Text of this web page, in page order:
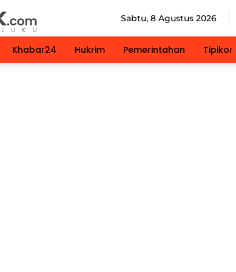
Sabtu, 8 Agustus 2026
Khabar24 Hukrim Pemerintahan Tipikor